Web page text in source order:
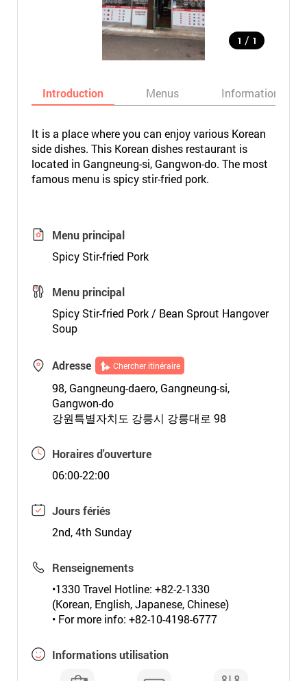
1 / 1
Introduction Menus Informations
It is a place where you can enjoy various Korean
side dishes. This Korean dishes restaurant is
located in Gangneung-si, Gangwon-do. The most
famous menu is spicy stir-fried pork.
Menu principal
Spicy Stir-fried Pork
Menu principal
Spicy Stir-fried Pork / Bean Sprout Hangover
Soup
Adresse Chercher itinéraire
98, Gangneung-daero, Gangneung-si,
Gangwon-do
강원특별자치도 강릉시 강릉대로 98
Horaires d'ouverture
06:00-22:00
Jours fériés
2nd, 4th Sunday
Renseignements
•1330 Travel Hotline: +82-2-1330
(Korean, English, Japanese, Chinese)
• For more info: +82-10-4198-6777
Informations utilisation